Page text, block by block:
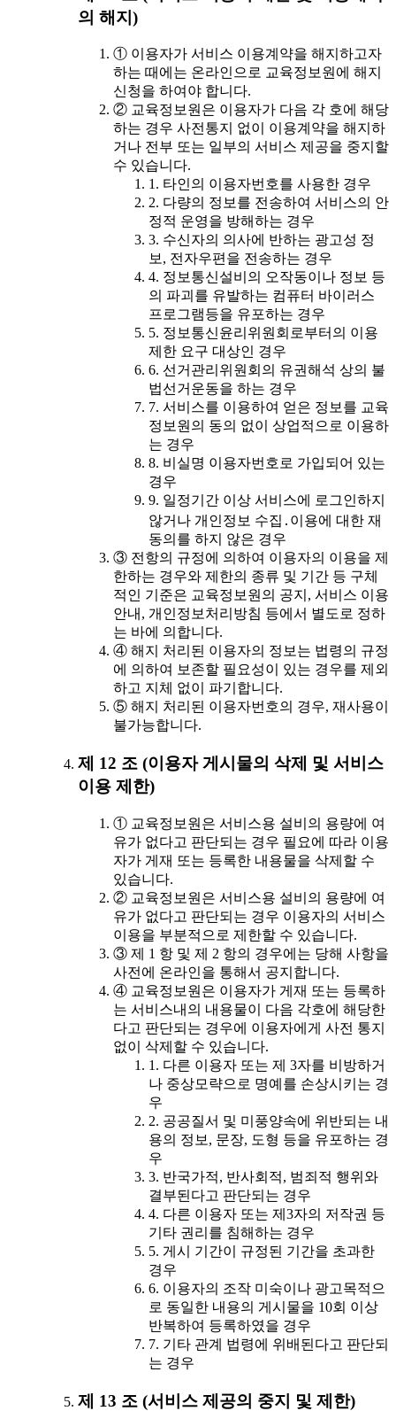
의 해지)
① 이용자가 서비스 이용계약을 해지하고자
하는 때에는 온라인으로 교육정보원에 해지
신청을 하여야 합니다.
② 교육정보원은 이용자가 다음 각 호에 해당
하는 경우 사전통지 없이 이용계약을 해지하
거나 전부 또는 일부의 서비스 제공을 중지할
수 있습니다.
1. 타인의 이용자번호를 사용한 경우
2. 다량의 정보를 전송하여 서비스의 안
정적 운영을 방해하는 경우
3. 수신자의 의사에 반하는 광고성 정
보, 전자우편을 전송하는 경우
4. 정보통신설비의 오작동이나 정보 등
의 파괴를 유발하는 컴퓨터 바이러스
프로그램등을 유포하는 경우
5. 정보통신윤리위원회로부터의 이용
제한 요구 대상인 경우
6. 선거관리위원회의 유권해석 상의 불
법선거운동을 하는 경우
7. 서비스를 이용하여 얻은 정보를 교육
정보원의 동의 없이 상업적으로 이용하
는 경우
8. 비실명 이용자번호로 가입되어 있는
경우
9. 일정기간 이상 서비스에 로그인하지
않거나 개인정보 수집․이용에 대한 재
동의를 하지 않은 경우
③ 전항의 규정에 의하여 이용자의 이용을 제
한하는 경우와 제한의 종류 및 기간 등 구체
적인 기준은 교육정보원의 공지, 서비스 이용
안내, 개인정보처리방침 등에서 별도로 정하
는 바에 의합니다.
④ 해지 처리된 이용자의 정보는 법령의 규정
에 의하여 보존할 필요성이 있는 경우를 제외
하고 지체 없이 파기합니다.
⑤ 해지 처리된 이용자번호의 경우, 재사용이
불가능합니다.
제 12 조 (이용자 게시물의 삭제 및 서비스
이용 제한)
① 교육정보원은 서비스용 설비의 용량에 여
유가 없다고 판단되는 경우 필요에 따라 이용
자가 게재 또는 등록한 내용물을 삭제할 수
있습니다.
② 교육정보원은 서비스용 설비의 용량에 여
유가 없다고 판단되는 경우 이용자의 서비스
이용을 부분적으로 제한할 수 있습니다.
③ 제 1 항 및 제 2 항의 경우에는 당해 사항을
사전에 온라인을 통해서 공지합니다.
④ 교육정보원은 이용자가 게재 또는 등록하
는 서비스내의 내용물이 다음 각호에 해당한
다고 판단되는 경우에 이용자에게 사전 통지
없이 삭제할 수 있습니다.
1. 다른 이용자 또는 제 3자를 비방하거
나 중상모략으로 명예를 손상시키는 경
우
2. 공공질서 및 미풍양속에 위반되는 내
용의 정보, 문장, 도형 등을 유포하는 경
우
3. 반국가적, 반사회적, 범죄적 행위와
결부된다고 판단되는 경우
4. 다른 이용자 또는 제3자의 저작권 등
기타 권리를 침해하는 경우
5. 게시 기간이 규정된 기간을 초과한
경우
6. 이용자의 조작 미숙이나 광고목적으
로 동일한 내용의 게시물을 10회 이상
반복하여 등록하였을 경우
7. 기타 관계 법령에 위배된다고 판단되
는 경우
제 13 조 (서비스 제공의 중지 및 제한)